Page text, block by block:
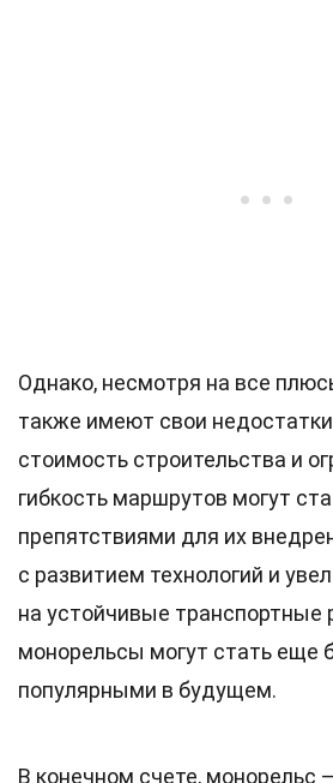
Однако, несмотря на все
также имеют свои
стоимость строительства и
гибкость маршрутов могут
препятствиями для их
с развитием технологий и
на устойчивые транспортные
монорельсы могут стать еще
популярными в будущем.
В конечном счете, монорельс